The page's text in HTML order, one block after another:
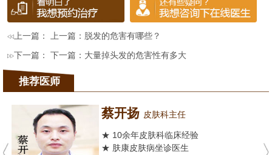
上一篇： 上一篇： 脱发的危害有哪些？
下一篇： 下一篇： 大量掉头发的危害性有多大
推荐医师
蔡开扬 皮肤科主任
★ 10余年皮肤科临床经验
★ 肤康皮肤病坐诊医生